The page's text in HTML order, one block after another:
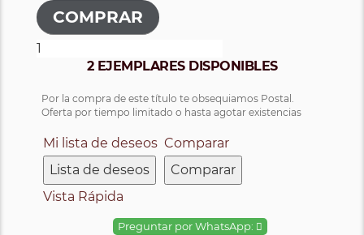
2 EJEMPLARES DISPONIBLES
Por la compra de este título te obsequiamos Postal.
Oferta por tiempo limitado o hasta agotar existencias
Mi lista de deseos
Lista de deseos
Comparar
Comparar
Vista Rápida
Preguntar por WhatsApp: